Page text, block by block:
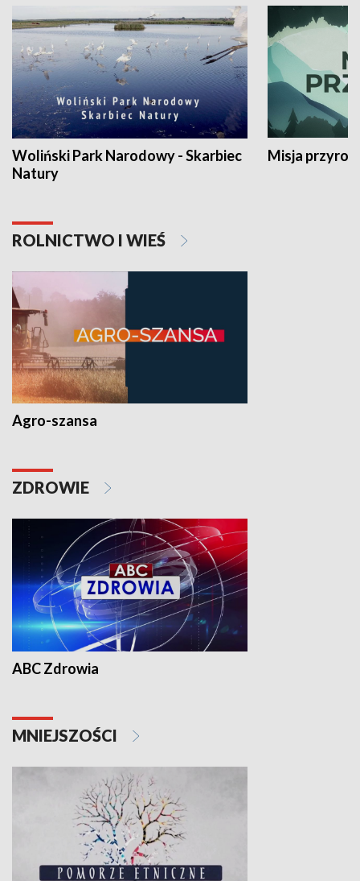
Woliński Park Narodowy - Skarbiec
Natury
Misja
ROLNICTWO I WIEŚ
Agro-szansa
ZDROWIE
ABC Zdrowia
MNIEJSZOŚCI